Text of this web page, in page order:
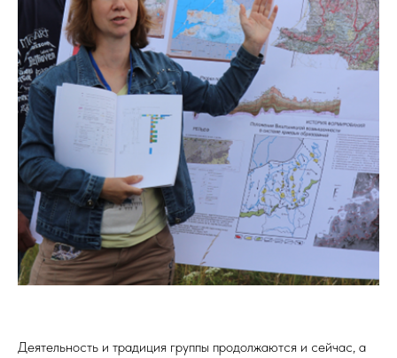
Деятельность и традиция группы продолжаются и сейчас, а